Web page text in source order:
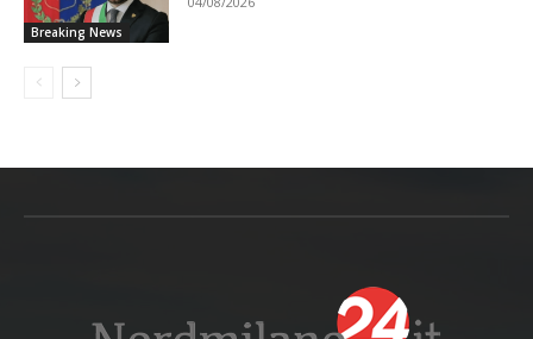
Breaking News